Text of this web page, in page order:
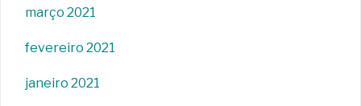
março 2021
fevereiro 2021
janeiro 2021